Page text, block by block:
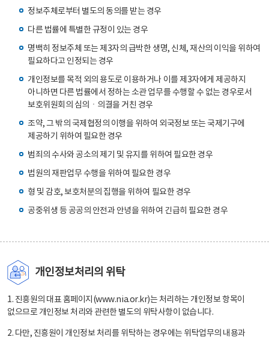
정보주체로부터 별도의 동의를 받는 경우
다른 법률에 특별한 규정이 있는 경우
명백히 정보주체 또는 제3자의 급박한 생명, 신체, 재산의 이익을 위하여
필요하다고 인정되는 경우
개인정보를 목적 외의 용도로 이용하거나 이를 제3자에게 제공하지
아니하면 다른 법률에서 정하는 소관 업무를 수행할 수 없는 경우로서
보호위원회의 심의ㆍ의결을 거친 경우
조약, 그 밖의 국제협정의 이행을 위하여 외국정보 또는 국제기구에
제공하기 위하여 필요한 경우
범죄의 수사와 공소의 제기 및 유지를 위하여 필요한 경우
법원의 재판업무 수행을 위하여 필요한 경우
형 및 감호, 보호처분의 집행을 위하여 필요한 경우
공중위생 등 공공의 안전과 안녕을 위하여 긴급히 필요한 경우
개인정보처리의 위탁
1. 진흥원의 대표 홈페이지(www.nia.or.kr)는 처리하는 개인정보 항목이
없으므로 개인정보 처리와 관련한 별도의 위탁사항이 없습니다.
2. 다만, 진흥원이 개인정보 처리를 위탁하는 경우에는 위탁업무의 내용과